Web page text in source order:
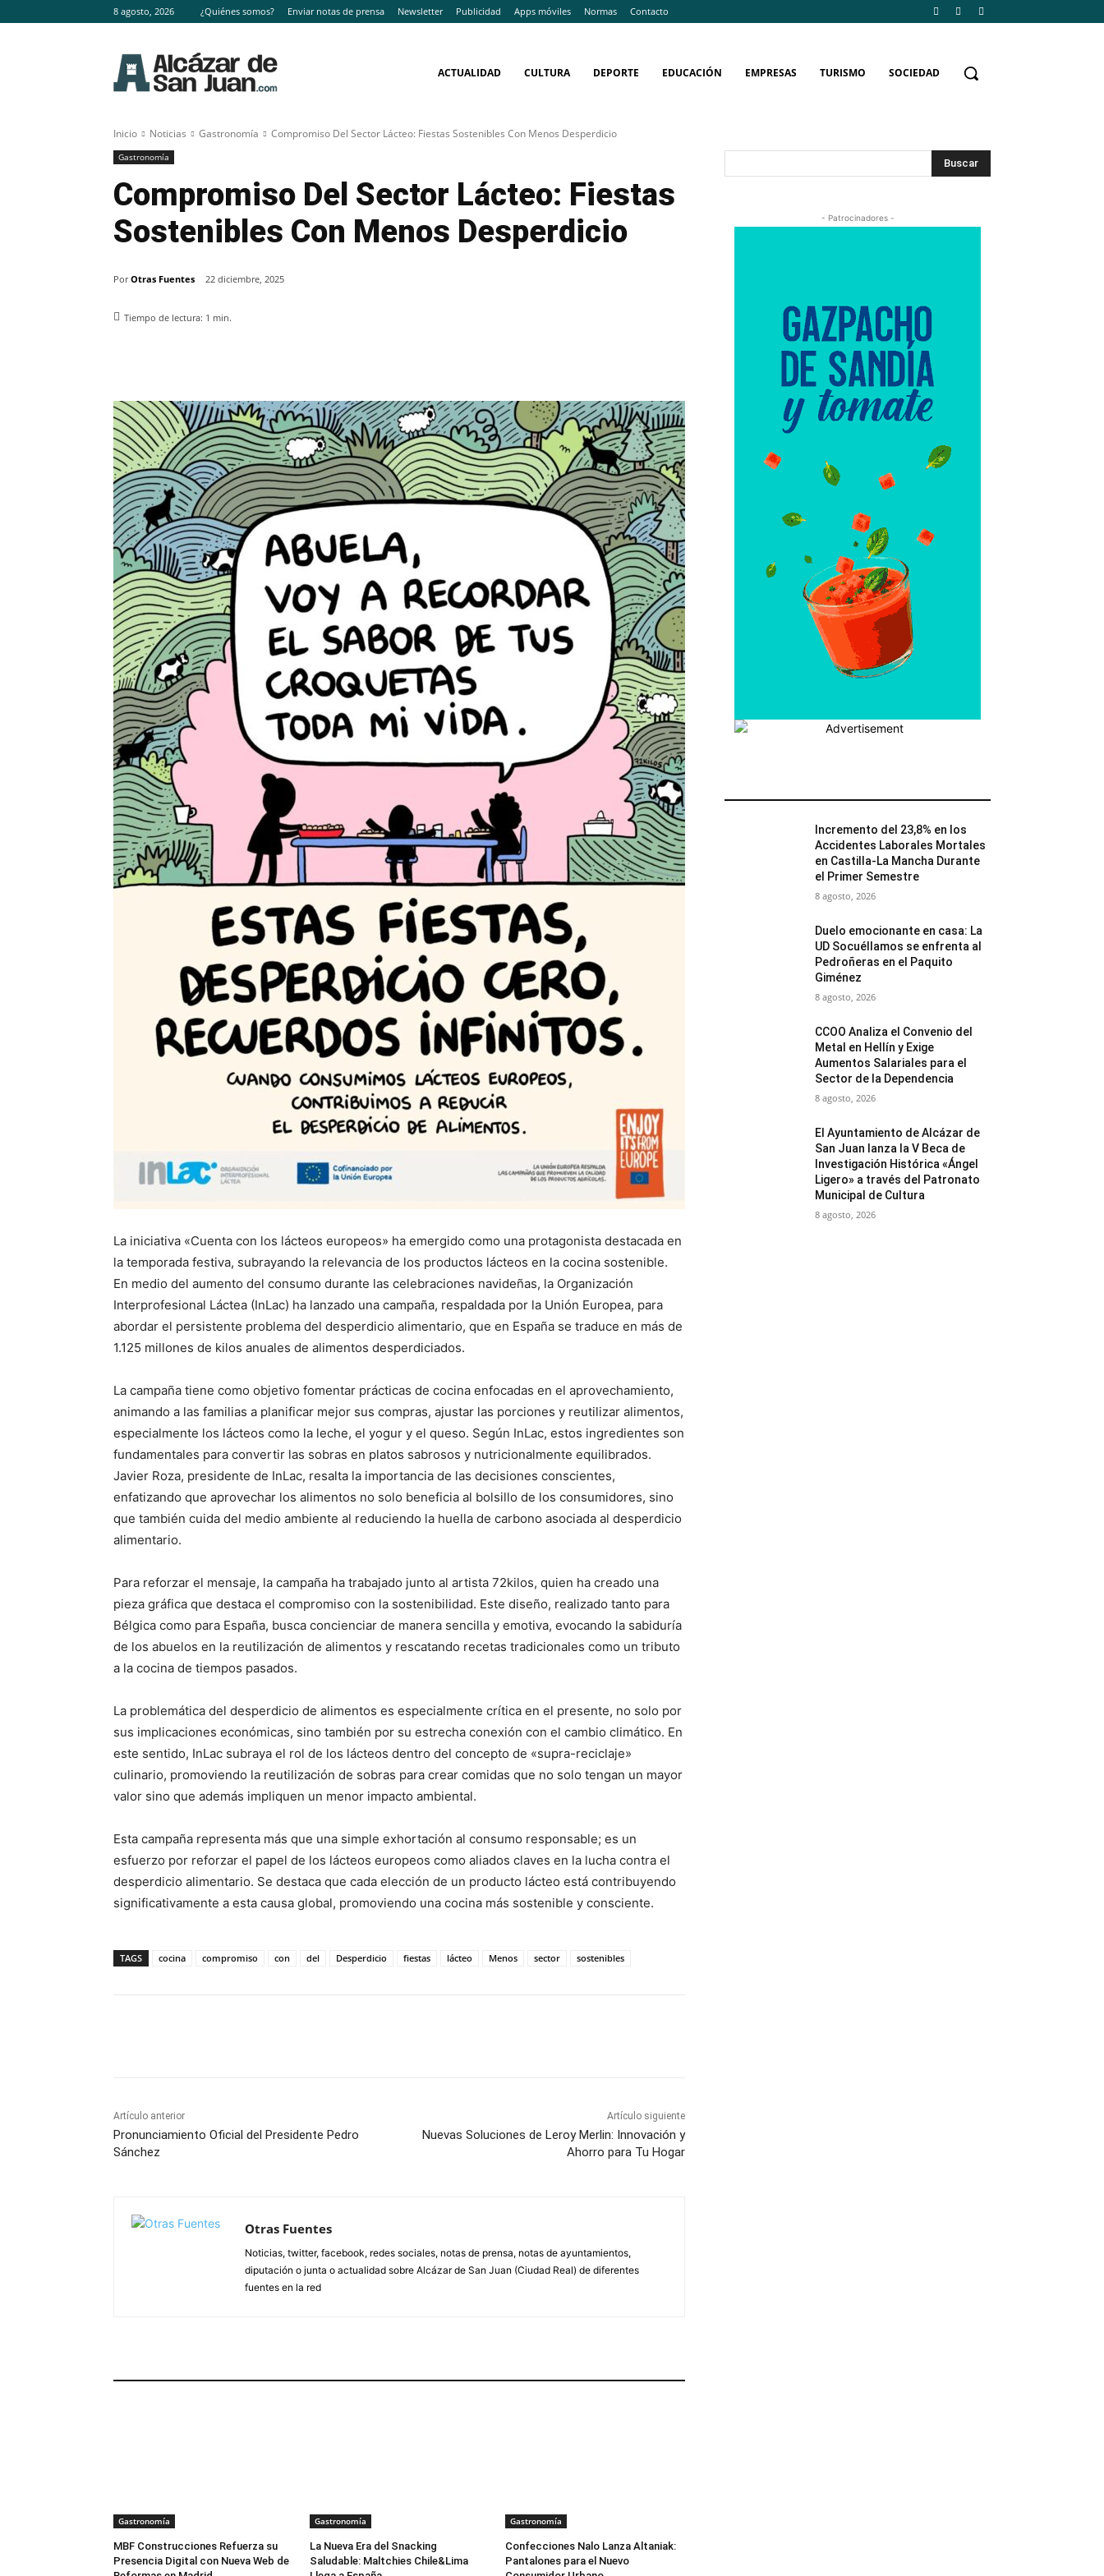
8 agosto, 2026 ¿Quiénes somos? Enviar notas de prensa Newsletter Publicidad Apps móviles Normas Contacto
ACTUALIDAD CULTURA DEPORTE EDUCACIÓN EMPRESAS TURISMO SOCIEDAD
Inicio Noticias Gastronomía Compromiso Del Sector Lácteo: Fiestas Sostenibles Con Menos Desperdicio
Gastronomía
Compromiso Del Sector Lácteo: Fiestas
Sostenibles Con Menos Desperdicio
Por Otras Fuentes 22 diciembre, 2025
Tiempo de lectura: 1 min.
La iniciativa «Cuenta con los lácteos europeos» ha emergido como una protagonista destacada en
la temporada festiva, subrayando la relevancia de los productos lácteos en la cocina sostenible.
En medio del aumento del consumo durante las celebraciones navideñas, la Organización
Interprofesional Láctea (InLac) ha lanzado una campaña, respaldada por la Unión Europea, para
abordar el persistente problema del desperdicio alimentario, que en España se traduce en más de
1.125 millones de kilos anuales de alimentos desperdiciados.
La campaña tiene como objetivo fomentar prácticas de cocina enfocadas en el aprovechamiento,
animando a las familias a planificar mejor sus compras, ajustar las porciones y reutilizar alimentos,
especialmente los lácteos como la leche, el yogur y el queso. Según InLac, estos ingredientes son
fundamentales para convertir las sobras en platos sabrosos y nutricionalmente equilibrados.
Javier Roza, presidente de InLac, resalta la importancia de las decisiones conscientes,
enfatizando que aprovechar los alimentos no solo beneficia al bolsillo de los consumidores, sino
que también cuida del medio ambiente al reduciendo la huella de carbono asociada al desperdicio
alimentario.
Para reforzar el mensaje, la campaña ha trabajado junto al artista 72kilos, quien ha creado una
pieza gráfica que destaca el compromiso con la sostenibilidad. Este diseño, realizado tanto para
Bélgica como para España, busca concienciar de manera sencilla y emotiva, evocando la sabiduría
de los abuelos en la reutilización de alimentos y rescatando recetas tradicionales como un tributo
a la cocina de tiempos pasados.
La problemática del desperdicio de alimentos es especialmente crítica en el presente, no solo por
sus implicaciones económicas, sino también por su estrecha conexión con el cambio climático. En
este sentido, InLac subraya el rol de los lácteos dentro del concepto de «supra-reciclaje»
culinario, promoviendo la reutilización de sobras para crear comidas que no solo tengan un mayor
valor sino que además impliquen un menor impacto ambiental.
Esta campaña representa más que una simple exhortación al consumo responsable; es un
esfuerzo por reforzar el papel de los lácteos europeos como aliados claves en la lucha contra el
desperdicio alimentario. Se destaca que cada elección de un producto lácteo está contribuyendo
significativamente a esta causa global, promoviendo una cocina más sostenible y consciente.
TAGS cocina compromiso con del Desperdicio fiestas lácteo Menos sector sostenibles
Artículo anterior
Pronunciamiento Oficial del Presidente Pedro
Sánchez
Artículo siguiente
Nuevas Soluciones de Leroy Merlin: Innovación y
Ahorro para Tu Hogar
Otras Fuentes
Noticias, twitter, facebook, redes sociales, notas de prensa, notas de ayuntamientos,
diputación o junta o actualidad sobre Alcázar de San Juan (Ciudad Real) de diferentes
fuentes en la red
Gastronomía
MBF Construcciones Refuerza su
Presencia Digital con Nueva Web de
Gastronomía
La Nueva Era del Snacking
Saludable: Maltchies Chile&Lima
Gastronomía
Confecciones Nalo Lanza Altaniak:
Pantalones para el Nuevo
Buscar
- Patrocinadores -
Incremento del 23,8% en los
Accidentes Laborales Mortales
en Castilla-La Mancha Durante
el Primer Semestre
8 agosto, 2026
Duelo emocionante en casa: La
UD Socuéllamos se enfrenta al
Pedroñeras en el Paquito
Giménez
8 agosto, 2026
CCOO Analiza el Convenio del
Metal en Hellín y Exige
Aumentos Salariales para el
Sector de la Dependencia
8 agosto, 2026
El Ayuntamiento de Alcázar de
San Juan lanza la V Beca de
Investigación Histórica «Ángel
Ligero» a través del Patronato
Municipal de Cultura
8 agosto, 2026